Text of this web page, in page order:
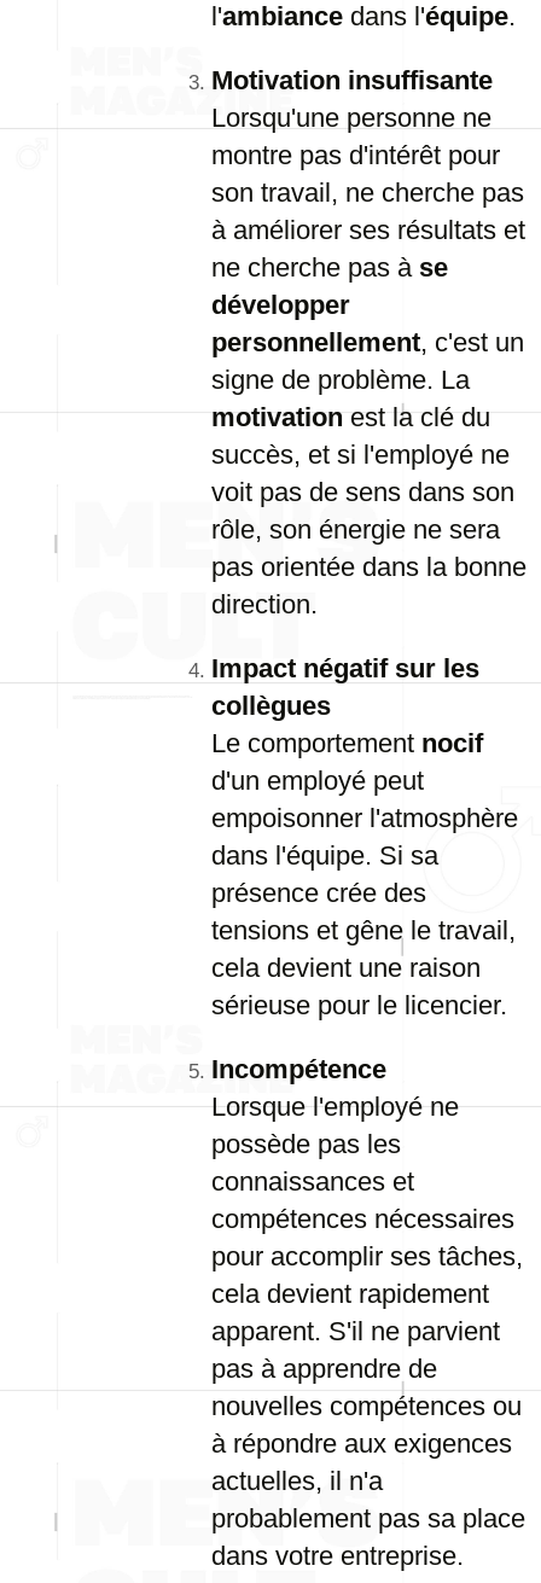
l'ambiance dans l'équipe.
Motivation insuffisante
Lorsqu'une personne ne
montre pas d'intérêt pour
son travail, ne cherche pas
à améliorer ses résultats et
ne cherche pas à se
développer
personnellement, c'est un
signe de problème. La
motivation est la clé du
succès, et si l'employé ne
voit pas de sens dans son
rôle, son énergie ne sera
pas orientée dans la bonne
direction.
Impact négatif sur les
collègues
Le comportement nocif
d'un employé peut
empoisonner l'atmosphère
dans l'équipe. Si sa
présence crée des
tensions et gêne le travail,
cela devient une raison
sérieuse pour le licencier.
Incompétence
Lorsque l'employé ne
possède pas les
connaissances et
compétences nécessaires
pour accomplir ses tâches,
cela devient rapidement
apparent. S'il ne parvient
pas à apprendre de
nouvelles compétences ou
à répondre aux exigences
actuelles, il n'a
probablement pas sa place
dans votre entreprise.